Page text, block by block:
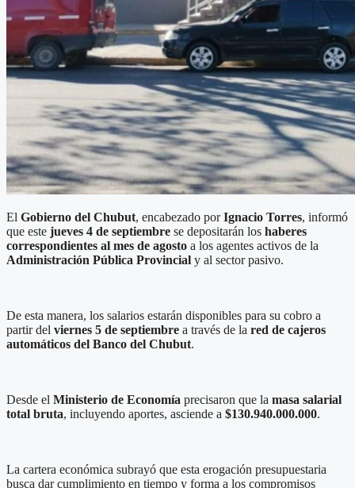
El Gobierno del Chubut, encabezado porIgnacio Torres, informó
que este jueves 4 de septiembre se depositarán los haberes
correspondientes al mes de agosto a los agentes activos de la
Administración Pública Provincial y al sector pasivo.
De esta manera, los salarios estarán disponibles para su cobro a
partir del viernes 5 de septiembre a través de la red de cajeros
automáticos del Banco del Chubut.
Desde el Ministerio de Economía precisaron que la masa salarial
total bruta, incluyendo aportes, asciende a $130.940.000.000.
La cartera económica subrayó que esta erogación presupuestaria
busca dar cumplimiento en tiempo y forma a los compromisos